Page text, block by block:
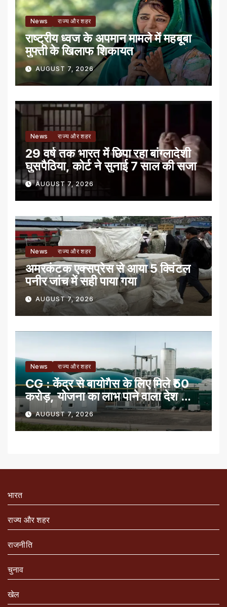
News राज्य और शहर
राष्ट्रीय ध्वज के अपमान मामले में महबूबा
मुफ्ती के खिलाफ शिकायत
AUGUST 7, 2026
News राज्य और शहर
29 वर्ष तक भारत में छिपा रहा बांग्लादेशी
घुसपैठिया, कोर्ट ने सुनाई 7 साल की सजा
AUGUST 7, 2026
News राज्य और शहर
अमरकंटक एक्सप्रेस से आया 5 क्विंटल
पनीर जांच में सही पाया गया
AUGUST 7, 2026
News राज्य और शहर
CG : केंद्र से बायोगैस के लिए मिले ₹50
करोड़, योजना का लाभ पाने वाला देश का
पहला राज्य
AUGUST 7, 2026
भारत
राज्य और शहर
राजनीति
चुनाव
खेल